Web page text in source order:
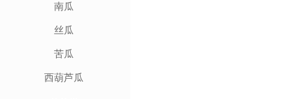
南瓜
丝瓜
苦瓜
西葫芦瓜